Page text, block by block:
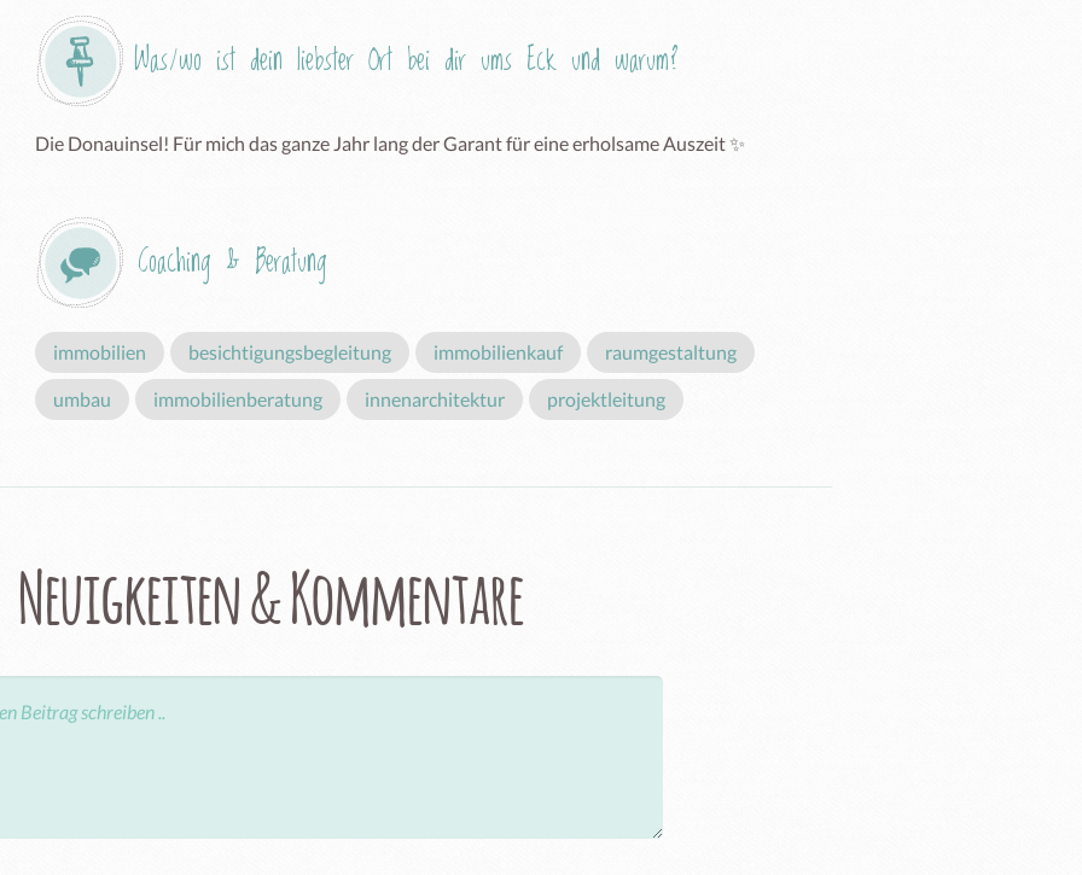
Was/wo ist dein liebster Ort bei dir ums Eck und warum?
Die Donauinsel! Für mich das ganze Jahr lang der Garant für eine erholsame Auszeit ✨
Coaching & Beratung
immobilien besichtigungsbegleitung immobilienkauf raumgestaltung
umbau immobilienberatung innenarchitektur projektleitung
Neuigkeiten & Kommentare